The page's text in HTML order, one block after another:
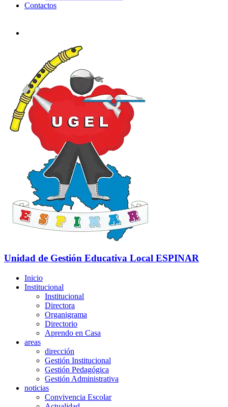
Contactos
Unidad de Gestión Educativa Local ESPINAR
Inicio
Institucional
Institucional
Directora
Organigrama
Directorio
Aprendo en Casa
areas
dirección
Gestión Institucional
Gestión Pedagógica
Gestión Administrativa
noticias
Convivencia Escolar